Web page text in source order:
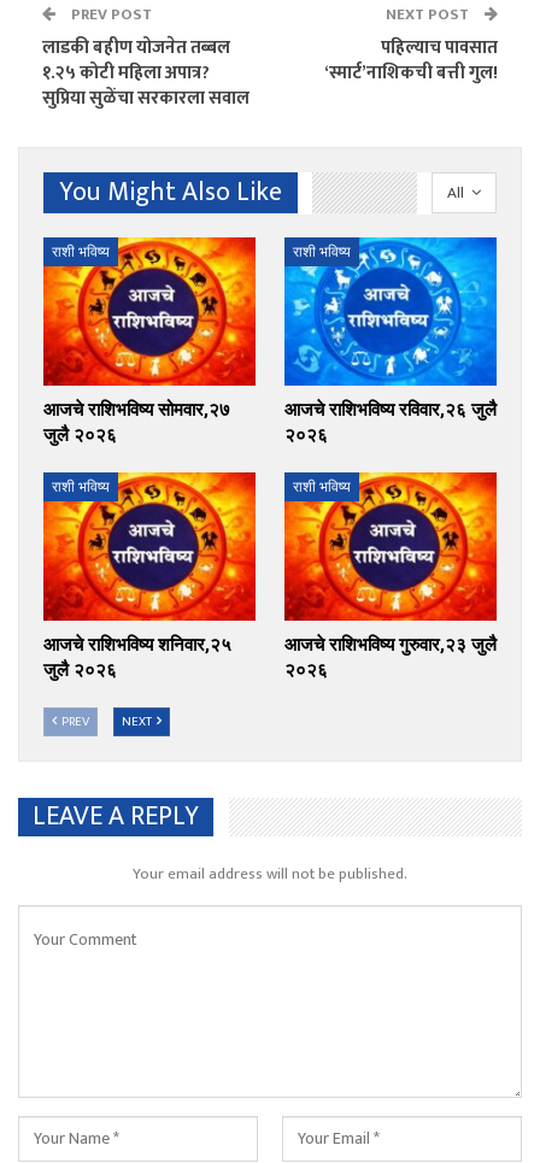
PREV POST
लाडकी बहीण योजनेत तब्बल
१.२५ कोटी महिला अपात्र?
सुप्रिया सुळेंचा सरकारला सवाल
NEXT POST
पहिल्याच पावसात
‘स्मार्ट’नाशिकची बत्ती गुल!
All
You Might Also Like
राशी भविष्य
आजचे राशिभविष्य सोमवार,२७
जुलै २०२६
राशी भविष्य
आजचे राशिभविष्य रविवार,२६ जुलै
२०२६
राशी भविष्य
आजचे राशिभविष्य शनिवार,२५
जुलै २०२६
राशी भविष्य
आजचे राशिभविष्य गुरुवार,२३ जुलै
२०२६
PREV NEXT
LEAVE A REPLY
Your email address will not be published.